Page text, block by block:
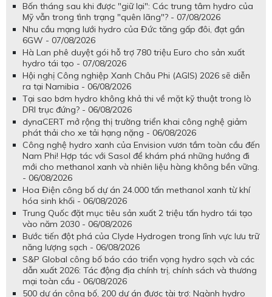
Bốn tháng sau khi được "giữ lại": Các trung tâm hydro của
Mỹ vẫn trong tình trạng "quên lãng"? - 07/08/2026
Nhu cầu mạng lưới hydro của Đức tăng gấp đôi, đạt gần
6GW - 07/08/2026
Hà Lan phê duyệt gói hỗ trợ 780 triệu Euro cho sản xuất
hydro tái tạo - 07/08/2026
Hội nghị Công nghiệp Xanh Châu Phi (AGIS) 2026 sẽ diễn
ra tại Namibia - 06/08/2026
Tại sao bơm hydro không khả thi về mặt kỹ thuật trong lò
DRI trục đứng? - 06/08/2026
dynaCERT mở rộng thị trường triển khai công nghệ giảm
phát thải cho xe tải hạng nặng - 06/08/2026
Công nghệ hydro xanh của Envision vươn tầm toàn cầu đến
Nam Phi! Hợp tác với Sasol để khám phá những hướng đi
mới cho methanol xanh và nhiên liệu hàng không bền vững.
- 06/08/2026
Hoa Điện công bố dự án 24.000 tấn methanol xanh từ khí
hóa sinh khối - 06/08/2026
Trung Quốc đặt mục tiêu sản xuất 2 triệu tấn hydro tái tạo
vào năm 2030 - 06/08/2026
Bước tiến đột phá của Clyde Hydrogen trong lĩnh vực lưu trữ
năng lượng sạch - 06/08/2026
S&P Global công bố báo cáo triển vọng hydro sạch và các
dẫn xuất 2026: Tác động địa chính trị, chính sách và thương
mại toàn cầu - 06/08/2026
500 dự án công bố, 200 dự án được tài trợ: Ngành hydro